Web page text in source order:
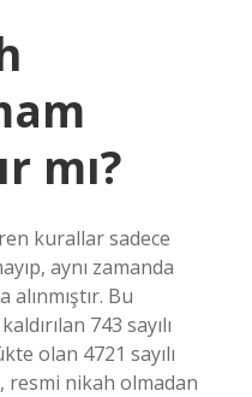
mı?
kurallar sadece
aynı zamanda
Bu
743 sayılı
olan 4721 sayılı
resmi nikah olmadan